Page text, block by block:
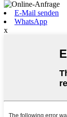
E-Mail senden
WhatsApp
x